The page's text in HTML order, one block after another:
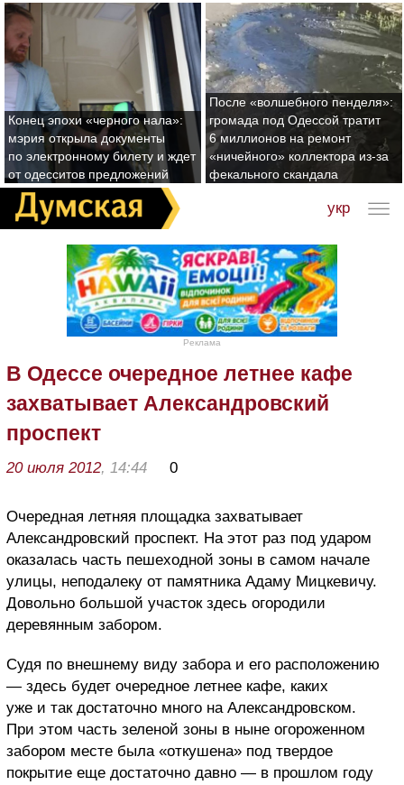
Конец эпохи «черного нала»:
мэрия открыла документы
по электронному билету и ждет
от одесситов предложений
После «волшебного пенделя»:
громада под Одессой тратит
6 миллионов на ремонт
«ничейного» коллектора из-за
фекального скандала
укр
Реклама
В Одессе очередное летнее кафе
захватывает Александровский
проспект
20 июля 2012, 14:44 0
Очередная летняя площадка захватывает
Александровский проспект. На этот раз под ударом
оказалась часть пешеходной зоны в самом начале
улицы, неподалеку от памятника Адаму Мицкевичу.
Довольно большой участок здесь огородили
деревянным забором.
Судя по внешнему виду забора и его расположению
— здесь будет очередное летнее кафе, каких
уже и так достаточно много на Александровском.
При этом часть зеленой зоны в ныне огороженном
забором месте была «откушена» под твердое
покрытие еще достаточно давно — в прошлом году